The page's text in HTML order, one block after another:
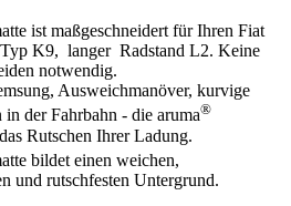
ist maßgeschneidert für Ihren Fiat
K9, langer Radstand L2. Keine
notwendig.
Ausweichmanöver, kurvige
in der Fahrbahn - die aruma®
Rutschen Ihrer Ladung.
bildet einen weichen,
und rutschfesten Untergrund.